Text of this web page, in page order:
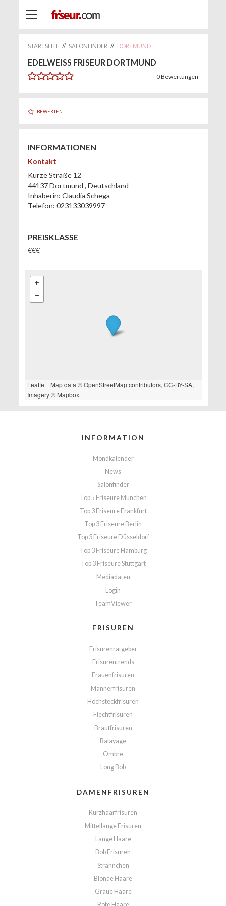
STARTSEITE // SALONFINDER // DORTMUND
EDELWEISS FRISEUR DORTMUND
0Bewertungen
BEWERTEN
INFORMATIONEN
Kontakt
Kurze Straße 12
44137Dortmund , Deutschland
Inhaberin: Claudia Schega
Telefon: 023133039997
PREISKLASSE
€€€
Leaflet| Map data ©OpenStreetMapcontributors, CC-BY-SA,
Imagery © Mapbox
INFORMATION
Mondkalender
News
Salonfinder
Top 5 Friseure München
Top 3 Friseure Frankfurt
Top 3 Friseure Berlin
Top 3 Friseure Düsseldorf
Top 3 Friseure Hamburg
Top 3 Friseure Stuttgart
Mediadaten
Login
TeamViewer
FRISUREN
Frisurenratgeber
Frisurentrends
Frauenfrisuren
Männerfrisuren
Hochsteckfrisuren
Flechtfrisuren
Brautfrisuren
Balayage
Ombre
Long Bob
DAMENFRISUREN
Kurzhaarfrisuren
Mittellange Frisuren
Lange Haare
Bob Frisuren
Strähnchen
Blonde Haare
Graue Haare